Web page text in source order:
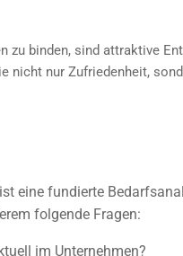
zu binden, sind attraktive
nicht nur Zufriedenheit,
eine fundierte
folgende Fragen:
im Unternehmen?